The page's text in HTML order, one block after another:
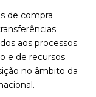
de compra
aos processos
e de recursos
no âmbito da